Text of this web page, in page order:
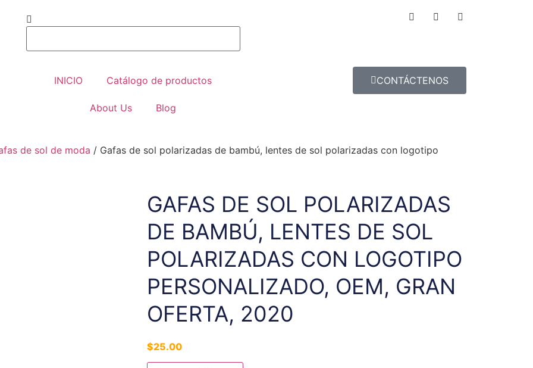
INICIO Catálogo de productos
About Us Blog
CONTÁCTENOS
de sol de moda / Gafas de sol polarizadas de bambú, lentes de sol polarizadas con logotipo
GAFAS DE SOL POLARIZADAS
DE BAMBÚ, LENTES DE SOL
POLARIZADAS CON LOGOTIPO
PERSONALIZADO, OEM, GRAN
OFERTA, 2020
$25.00